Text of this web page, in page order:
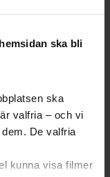
ska bli
ska
valfria – och vi
De valfria
kunna visa filmer
huvudvärk nu
här sortens
ljudmiljön, som
Dels med
för sådant
Men vi insåg